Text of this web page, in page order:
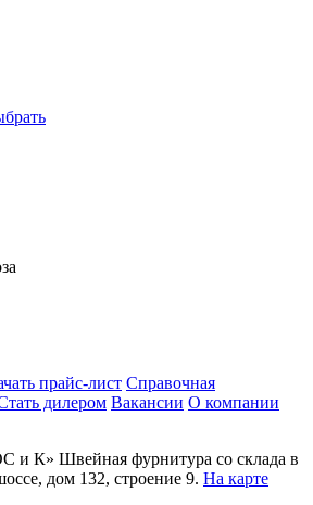
прайс-лист Справочная
дилером Вакансии О компании
и К» Швейная фурнитура со склада в
дом 132, строение 9. На карте